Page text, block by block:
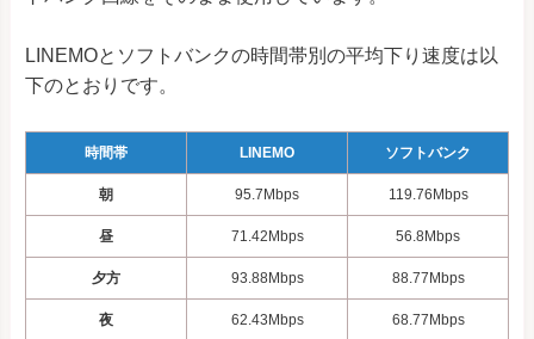
LINEMOとソフトバンクの時間帯別の平均下り速度は以
下のとおりです。
時間帯 LINEMO ソフトバンク
朝 95.7Mbps 119.76Mbps
昼 71.42Mbps 56.8Mbps
夕方 93.88Mbps 88.77Mbps
夜 62.43Mbps 68.77Mbps